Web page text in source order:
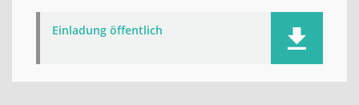
Einladung öffentlich